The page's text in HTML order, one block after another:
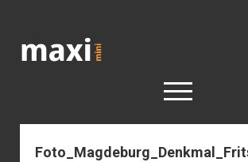
open
< work